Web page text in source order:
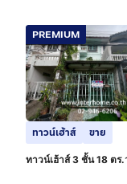
PREMIUM
ทาวน์เฮ้าส์ ขาย
ทาวน์เฮ้าส์ 3 ชั้น 18 ต